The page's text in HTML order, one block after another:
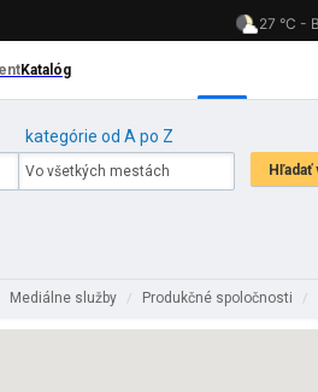
kategórie od A po Z
Mediálne služby / Produkčné spoločnosti /